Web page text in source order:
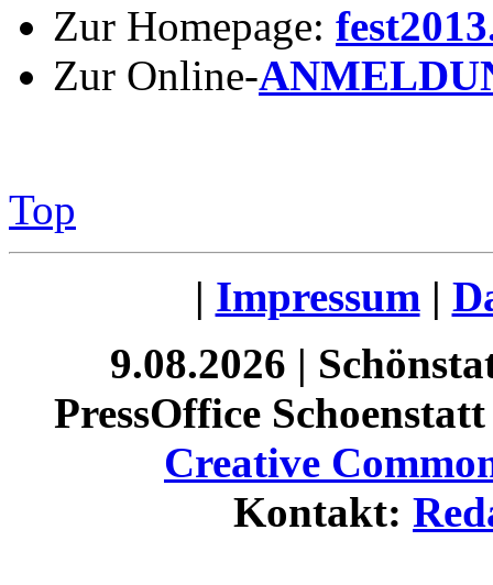
Zur Homepage:
Zur Online-
Top
| Impressum|
9.08.2026 |
PressOffice
Creative
Kontakt: